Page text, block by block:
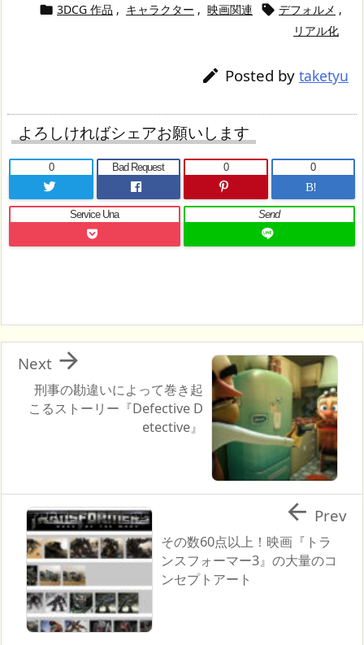
 3DCG 作品 , キャラクター , 映画関連  デフォルメ ,
リアル化
 Posted by taketyu
よろしければシェアお願いします
0 Bad Request
0
B!
0
Service Una Send
刑事の勘違いによって巻き起
こるストーリー『Defective D
etective』

Next
その数60点以上！映画『トラ
ンスフォーマー3』の大量のコ
ンセプトアート
 Prev